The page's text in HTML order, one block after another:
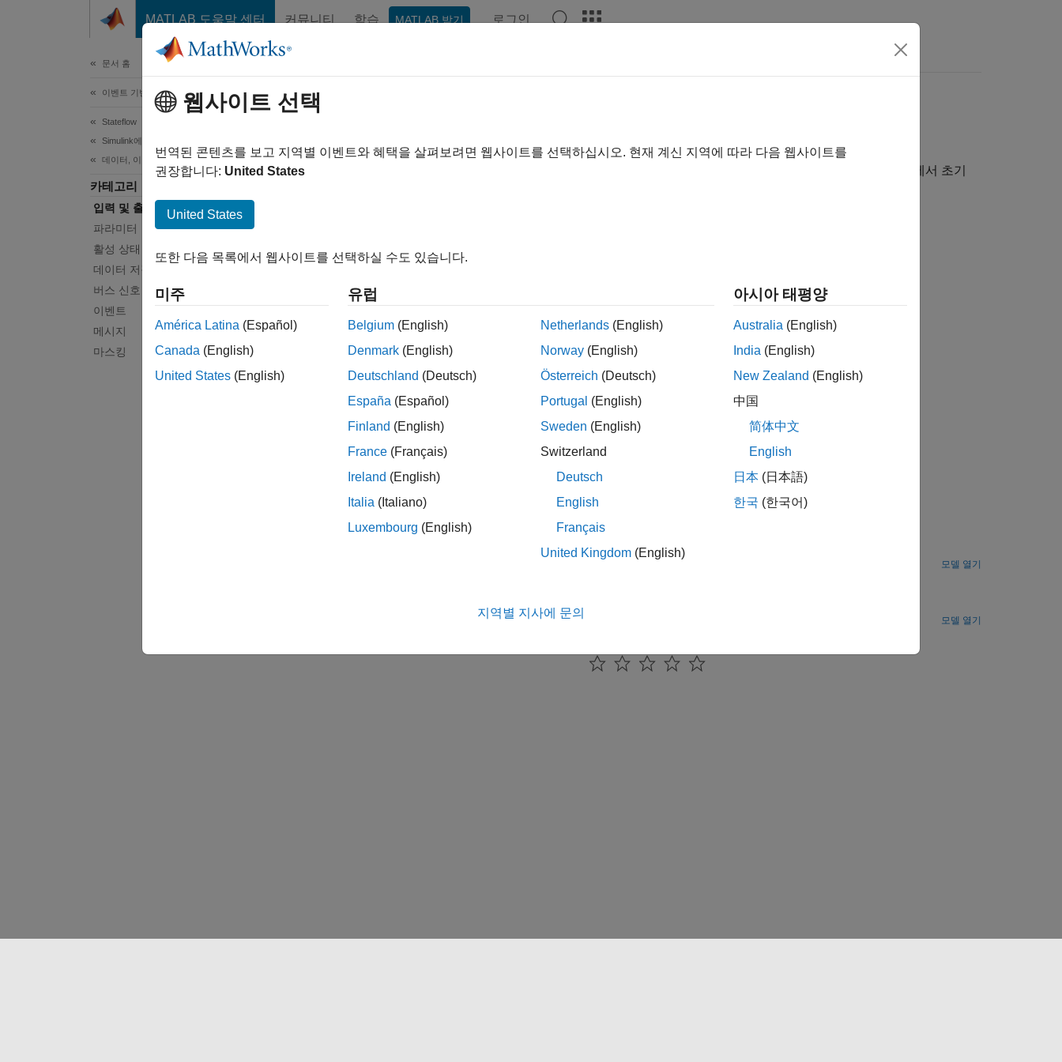
MATLAB 도움말 센터 커뮤니티 학습 MATLAB 받기 로그인
문서 홈
이벤트 기반 모델링
Stateflow
Simulink에서의 시뮬레이션
데이터, 이벤트 및 메시지
카테고리
입력 및 출력 데이터
파라미터
활성 상태 데이터
데이터 저장소 메모리
버스 신호
이벤트
메시지
마스킹
입력 및 출력 데이터
Simulink®모델에 대한 입력값 및 출력값 생성
기본 작업 공간에서 초기
Simulink 및 MATLAB 작업 공간과 데이터 공유하기
Stateflow 데이터 추가하기
데이터 속성 설정하기
속성 인스펙터 또는 모델 탐색기를 사용하여 데이터 속성을 지정합니다.
Identify Data by Using Dot Notation
Specify data by its location in the chart hierarchy.
추천 예제
Stateflow 메시지, 이벤트, 데이터 간의 차이점 보기
차트에서 메시지, 이벤트, 데이터의 동작을 비교합니다.
모델 열기
차트 데이터를 구성하여 Simulink 신호로부터 속성을 상속합니다.
모델 열기
웹사이트 선택
번역된 콘텐츠를 보고 지역별 이벤트와 혜택을 살펴보려면 웹사이트를 선택하십시오. 현재 계신 지역에 따라 다음 웹사이트를
권장합니다: United States
United States
또한 다음 목록에서 웹사이트를 선택하실 수도 있습니다.
미주
América Latina (Español)
Canada (English)
United States (English)
유럽
Belgium (English)
Denmark (English)
Deutschland (Deutsch)
España (Español)
Finland (English)
France (Français)
Ireland (English)
Italia (Italiano)
Luxembourg (English)
Netherlands (English)
Norway (English)
Österreich (Deutsch)
Portugal (English)
Sweden (English)
Switzerland
Deutsch
English
Français
United Kingdom (English)
아시아 태평양
Australia (English)
India (English)
New Zealand (English)
中国
简体中文
English
日本 (日本語)
한국 (한국어)
지역별 지사에 문의